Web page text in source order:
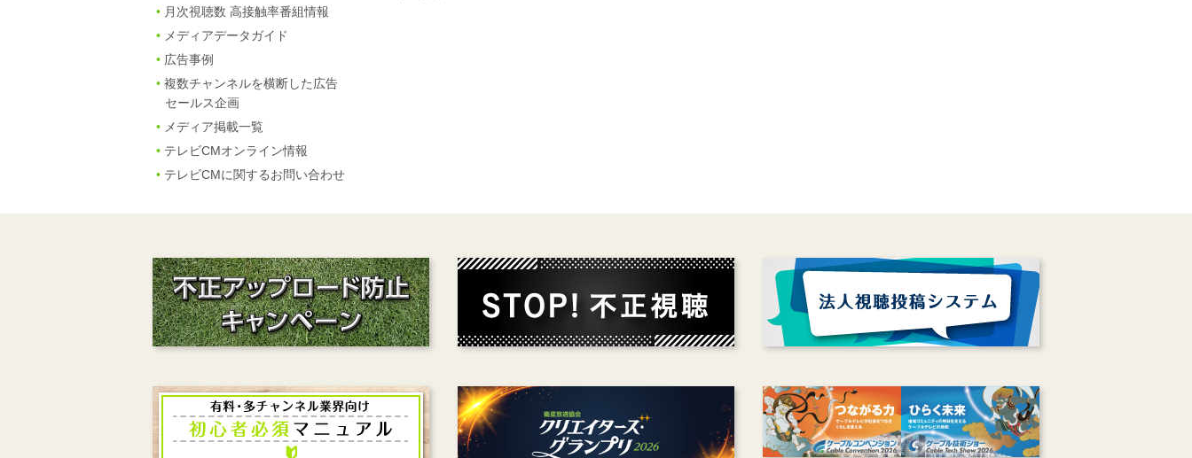
月次視聴数 高接触率番組情報
メディアデータガイド
広告事例
複数チャンネルを横断した広告
セールス企画
メディア掲載一覧
テレビCMオンライン情報
テレビCMに関するお問い合わせ